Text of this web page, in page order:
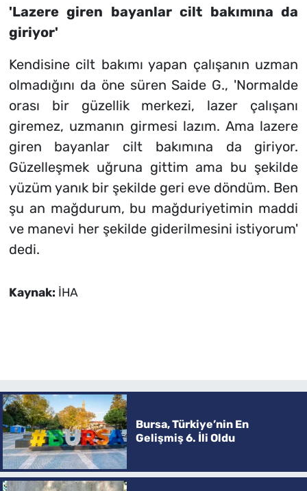
'Lazere giren bayanlar cilt bakımına da
giriyor'
Kendisine cilt bakımı yapan çalışanın uzman
olmadığını da öne süren Saide G., 'Normalde
orası bir güzellik merkezi, lazer çalışanı
giremez, uzmanın girmesi lazım. Ama lazere
giren bayanlar cilt bakımına da giriyor.
Güzelleşmek uğruna gittim ama bu şekilde
yüzüm yanık bir şekilde geri eve döndüm. Ben
şu an mağdurum, bu mağduriyetimin maddi
ve manevi her şekilde giderilmesini istiyorum'
dedi.
Kaynak: İHA
Bursa, Türkiye’nin En
Gelişmiş 6. İli Oldu